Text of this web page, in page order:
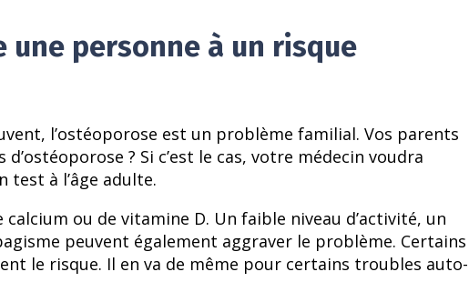
une personne à un risque
l’ostéoporose est un problème familial. Vos parents
? Si c’est le cas, votre médecin voudra
à l’âge adulte.
ou de vitamine D. Un faible niveau d’activité, un
peuvent également aggraver le problème. Certains
le risque. Il en va de même pour certains troubles auto-